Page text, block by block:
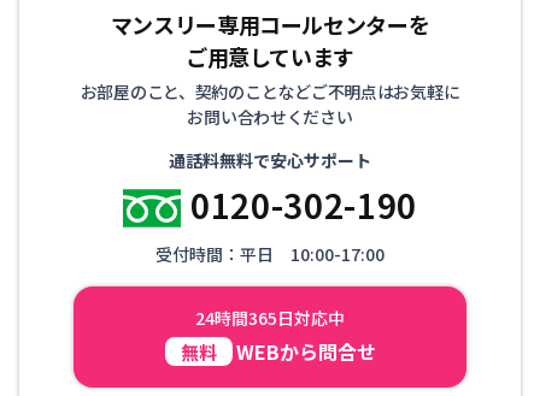
マンスリー専用コールセンターを
ご用意しています
お部屋のこと、契約のことなどご不明点はお気軽に
お問い合わせください
通話料無料で安心サポート
0120-302-190
受付時間：平日 10:00-17:00
24時間365日対応中
無料 WEBから問合せ